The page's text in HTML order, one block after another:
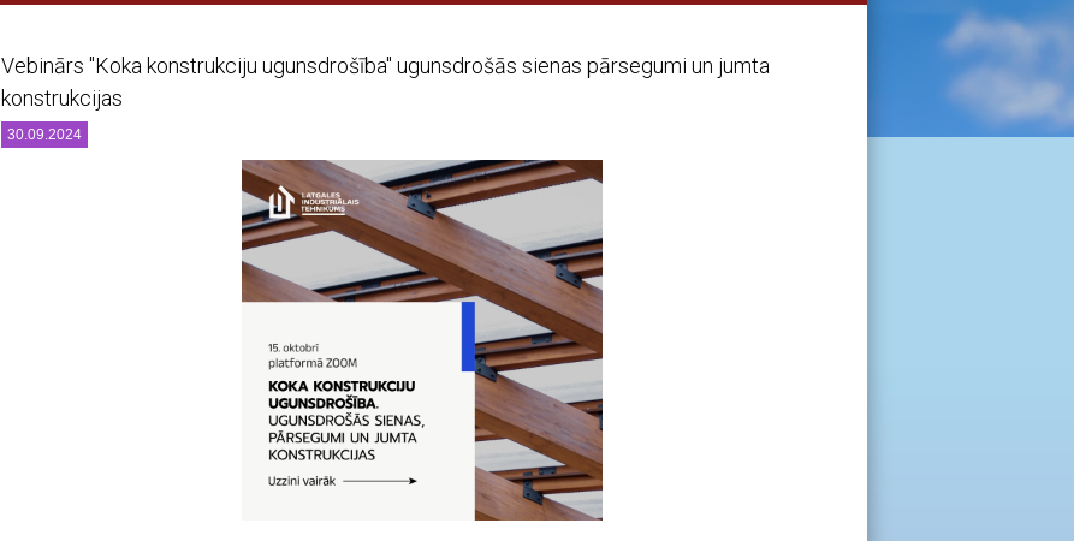
Vebinārs "Koka konstrukciju ugunsdrošība" ugunsdrošās sienas pārsegumi un jumta
konstrukcijas
30.09.2024